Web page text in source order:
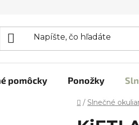
pomôcky Ponožky
Domov
/ Slnečné